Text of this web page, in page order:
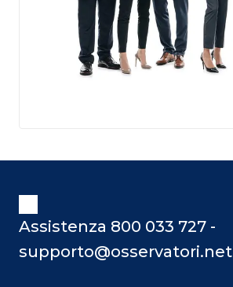
Assistenza 800 033 727 -
supporto@osservatori.net